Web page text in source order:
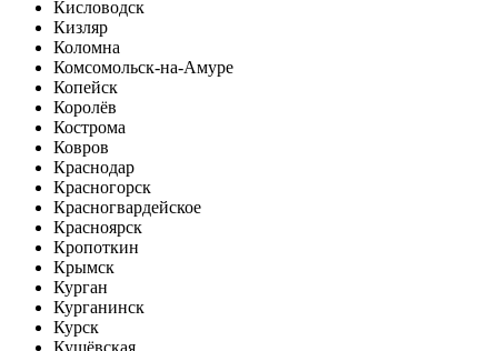
Кисловодск
Кизляр
Коломна
Комсомольск-на-Амуре
Копейск
Королёв
Кострома
Ковров
Краснодар
Красногорск
Красногвардейское
Красноярск
Кропоткин
Крымск
Курган
Курганинск
Курск
Кущёвская